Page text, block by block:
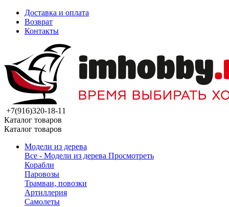
Доставка и оплата
Возврат
Контакты
+7(916)320-18-11
Каталог товаров
Каталог товаров
Модели из дерева
Все - Модели из дерева Просмотреть
Корабли
Паровозы
Трамваи, повозки
Артиллерия
Самолеты